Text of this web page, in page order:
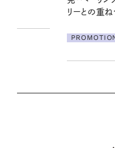
PROMOTION